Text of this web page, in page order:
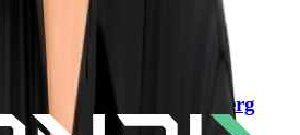
in Fürth und Nürnberg